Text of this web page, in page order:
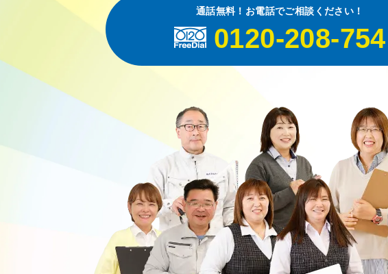
通話無料！お電話でご相談ください！
0120-208-754